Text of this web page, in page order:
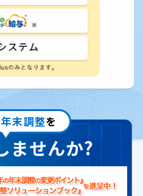
年末調整を
ませんか?